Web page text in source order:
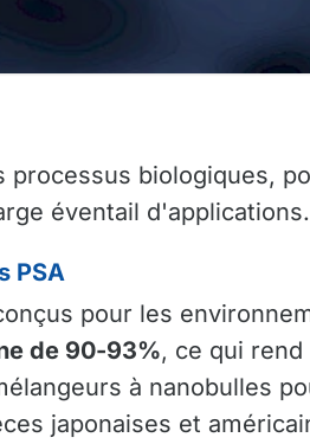
biologiques,
éventail d'applications.
PSA
pour les
de 90-93%, ce qui rend
à nanobulles
japonaises et